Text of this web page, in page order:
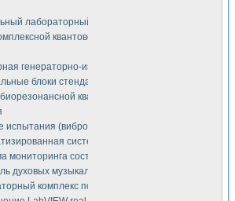
лабораторный стенд "Сигнал-USB"
квантовой терапии Интроскан
генераторно-измерительная система
блоки стенда "Сигнал-USB"
квантовой терапии серии СКАН
(виброакустика, тензометрия и т.п.)
система измерения параметров
мониторинга состояния тяговых
духовых музыкальных инструментов
комплекс по исследованию элементной